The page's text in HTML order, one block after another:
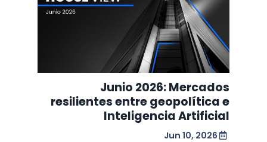
Junio 2026: Mercados
resilientes entre geopolítica e
Inteligencia Artificial
Jun 10, 2026